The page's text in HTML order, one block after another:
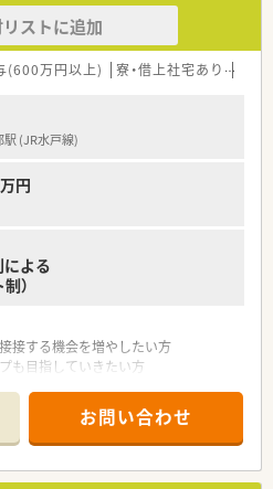
ストに追加
(600万円以上) 寮・借上社宅あり
(JR水戸線)
円
よる
）
接する機会を増やしたい方
も目指していきたい方
お問い合わせ